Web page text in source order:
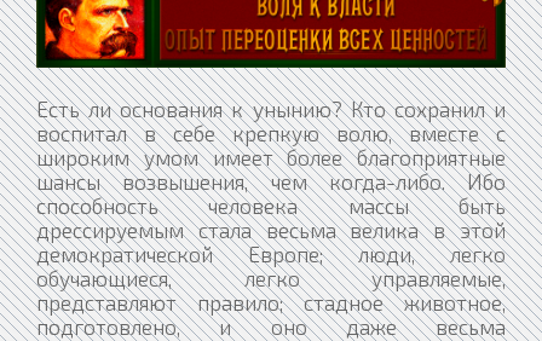
Есть ли основания к унынию? Кто сохранил и
воспитал в себе крепкую волю, вместе с
широким умом имеет более благоприятные
шансы возвышения, чем когда-либо. Ибо
способность человека массы быть
дрессируемым стала весьма велика в этой
демократической Европе; люди, легко
обучающиеся, легко управляемые,
представляют правило; стадное животное,
подготовлено, и оно даже весьма